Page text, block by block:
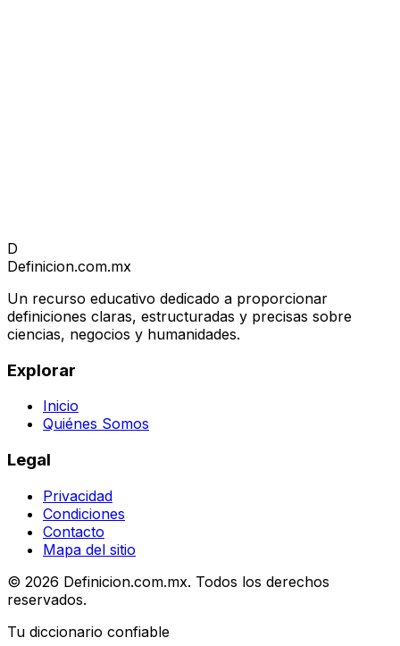
D
Definicion.com.mx
Un recurso educativo dedicado a proporcionar
definiciones claras, estructuradas y precisas sobre
ciencias, negocios y humanidades.
Explorar
Inicio
Quiénes Somos
Legal
Privacidad
Condiciones
Contacto
Mapa del sitio
© 2026 Definicion.com.mx. Todos los derechos
reservados.
Tu diccionario confiable